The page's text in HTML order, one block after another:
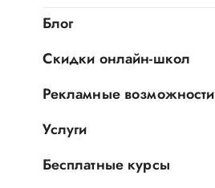
Блог
Скидки онлайн-школ
Рекламные возможности
Услуги
Бесплатные курсы